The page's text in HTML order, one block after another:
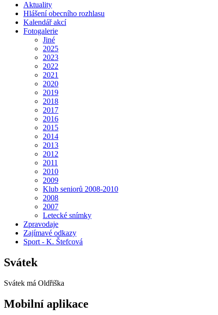
Aktuality
Hlášení obecního rozhlasu
Kalendář akcí
Fotogalerie
Jiné
2025
2023
2022
2021
2020
2019
2018
2017
2016
2015
2014
2013
2012
2011
2010
2009
Klub seniorů 2008-2010
2008
2007
Letecké snímky
Zpravodaje
Zajímavé odkazy
Sport - K. Štefcová
Svátek
Svátek má Oldřiška
Mobilní aplikace